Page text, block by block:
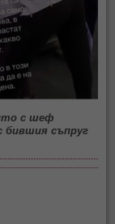
с шеф
бившия съпруг